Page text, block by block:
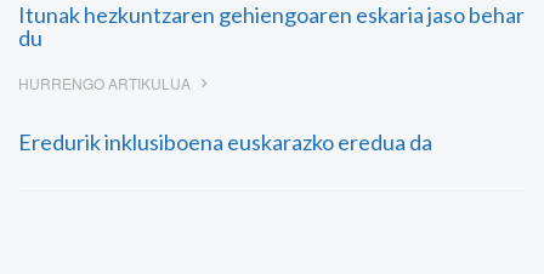
Itunak hezkuntzaren gehiengoaren eskaria jaso behar
du
HURRENGO ARTIKULUA
Eredurik inklusiboena euskarazko eredua da